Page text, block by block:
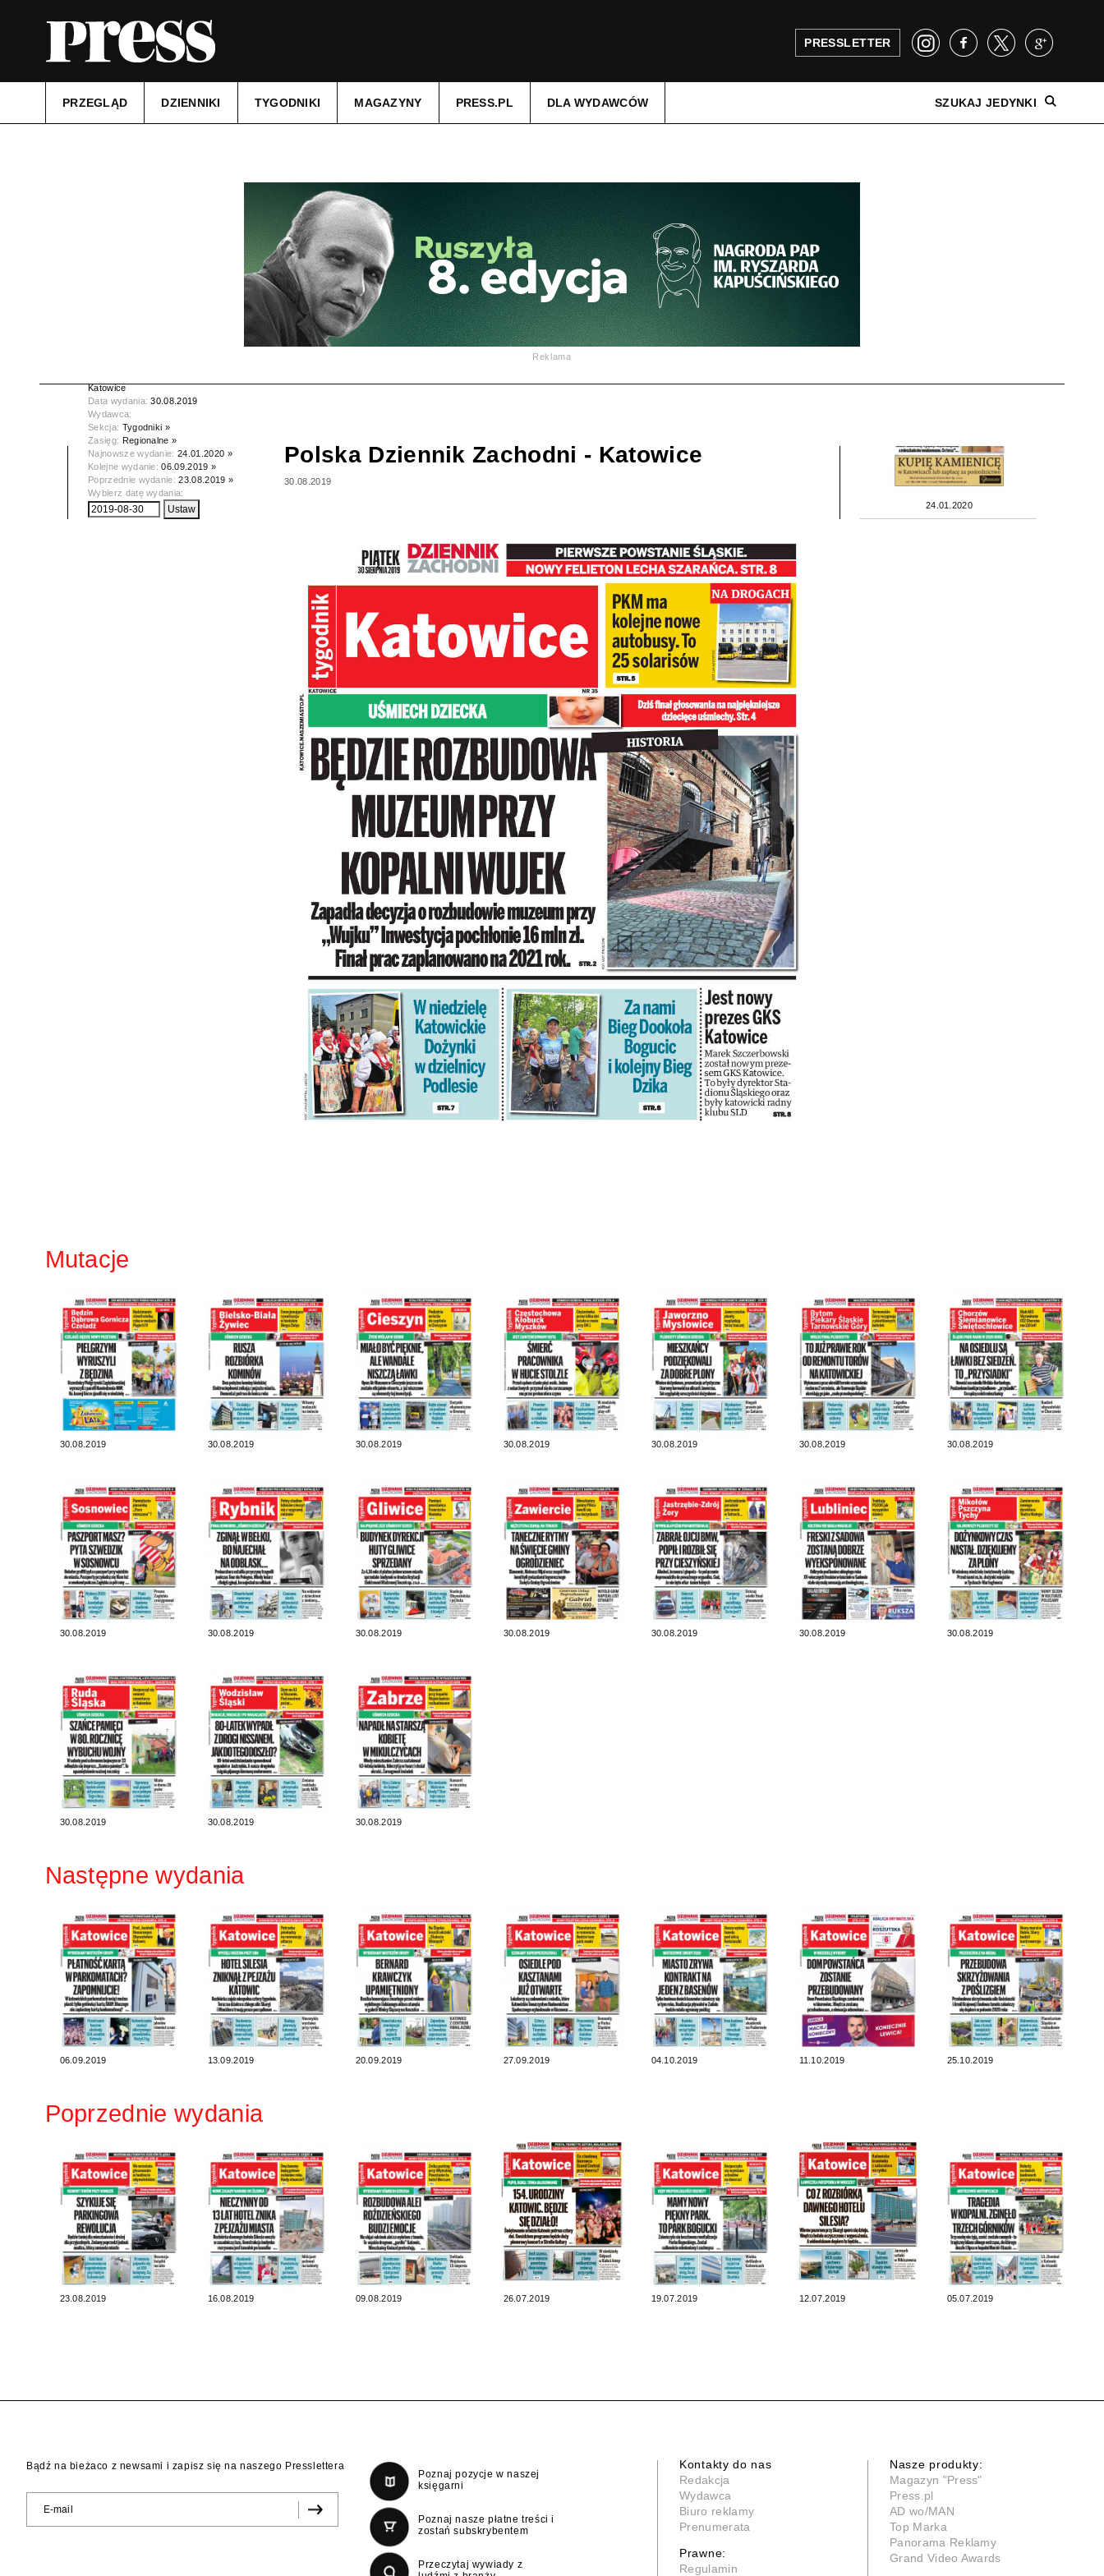
PRESSLETTER
PRZEGLĄD DZIENNIKI TYGODNIKI MAGAZYNY PRESS.PL DLA WYDAWCÓW SZUKAJ JEDYNKI
Reklama
Katowice
Data wydania:30.08.2019
Wydawca:
Sekcja: Tygodniki »
Zasięg: Regionalne »
Najnowsze wydanie:24.01.2020 »
Kolejne wydanie:06.09.2019 »
Poprzednie wydanie:23.08.2019 »
Wybierz datę wydania:
Polska Dziennik Zachodni - Katowice
30.08.2019
24.01.2020
Mutacje
30.08.2019 30.08.2019 30.08.2019 30.08.2019 30.08.2019 30.08.2019 30.08.2019
30.08.2019 30.08.2019 30.08.2019 30.08.2019 30.08.2019 30.08.2019 30.08.2019
30.08.2019 30.08.2019 30.08.2019
Następne wydania
06.09.2019 13.09.2019 20.09.2019 27.09.2019 04.10.2019 11.10.2019 25.10.2019
Poprzednie wydania
23.08.2019 16.08.2019 09.08.2019 26.07.2019 19.07.2019 12.07.2019 05.07.2019
Bądź na bieżaco z newsami i zapisz się na naszego Presslettera
Poznaj pozycje w naszej
księgarni
Poznaj nasze płatne treści i
zostań subskrybentem
Przeczytaj wywiady z
Kontakty do nas
Redakcja
Wydawca
Biuro reklamy
Prenumerata
Prawne:
Regulamin
Nasze produkty:
Magazyn "Press"
Press.pl
AD wo/MAN
Top Marka
Panorama Reklamy
Grand Video Awards